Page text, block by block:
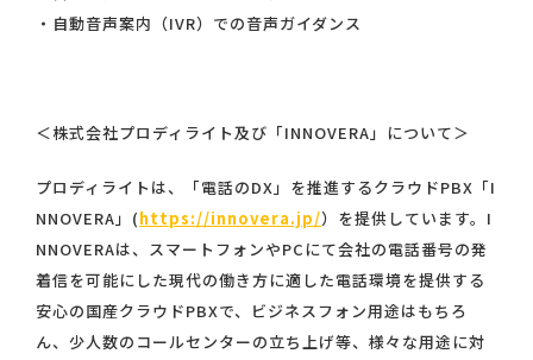
・自動音声案内（IVR）での音声ガイダンス
＜株式会社プロディライト及び「INNOVERA」について＞
プロディライトは、「電話のDX」を推進するクラウドPBX「I
NNOVERA」(https://innovera.jp/）を提供しています。I
NNOVERAは、スマートフォンやPCにて会社の電話番号の発
着信を可能にした現代の働き方に適した電話環境を提供する
安心の国産クラウドPBXで、ビジネスフォン用途はもちろ
ん、少人数のコールセンターの立ち上げ等、様々な用途に対